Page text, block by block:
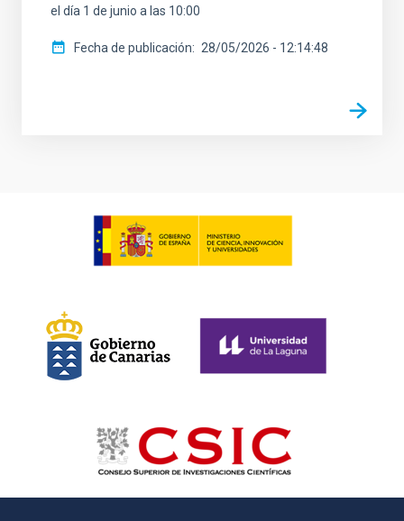
el día 1 de junio a las 10:00
Fecha de publicación 28/05/2026 - 12:14:48